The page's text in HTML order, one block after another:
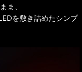
ま、
を敷き詰めたシンプ